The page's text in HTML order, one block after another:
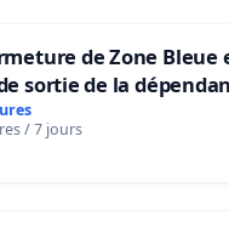
de Zone Bleue
sortie de la
/ 7 jours